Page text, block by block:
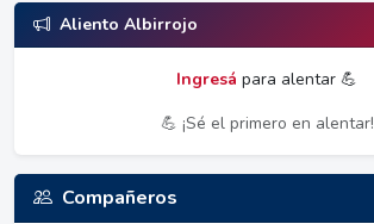
Aliento Albirrojo
Ingresá para alentar 💪
💪 ¡Sé el primero en alentar!
Compañeros